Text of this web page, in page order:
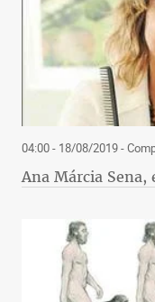
04:00 - 18/08/2019-
Ana Márcia Sena,